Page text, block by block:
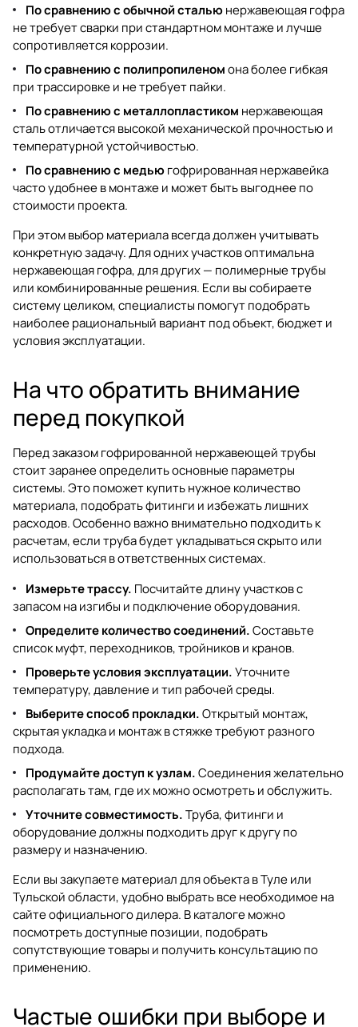
По сравнению с обычной стальюнержавеющая гофра
не требует сварки при стандартном монтаже и лучше
сопротивляется коррозии.
По сравнению с полипропиленомона более гибкая
при трассировке и не требует пайки.
По сравнению с металлопластиком нержавеющая
сталь отличается высокой механической прочностью и
температурной устойчивостью.
По сравнению с медьюгофрированная нержавейка
часто удобнее в монтаже и может быть выгоднее по
стоимости проекта.
При этом выбор материала всегда должен учитывать
конкретную задачу. Для одних участков оптимальна
нержавеющая гофра, для других — полимерные трубы
или комбинированные решения. Если вы собираете
систему целиком, специалисты помогут подобрать
наиболее рациональный вариант под объект, бюджет и
условия эксплуатации.
На что обратить внимание
перед покупкой
Перед заказом гофрированной нержавеющей трубы
стоит заранее определить основные параметры
системы. Это поможет купить нужное количество
материала, подобрать фитинги и избежать лишних
расходов. Особенно важно внимательно подходить к
расчетам, если труба будет укладываться скрыто или
использоваться в ответственных системах.
Измерьте трассу. Посчитайте длину участков с
запасом на изгибы и подключение оборудования.
Определите количество соединений.Составьте
список муфт, переходников, тройников и кранов.
Проверьте условия эксплуатации.Уточните
температуру, давление и тип рабочей среды.
Выберите способ прокладки.Открытый монтаж,
скрытая укладка и монтаж в стяжке требуют разного
подхода.
Продумайте доступ к узлам.Соединения желательно
располагать там, где их можно осмотреть и обслужить.
Уточните совместимость.Труба, фитинги и
оборудование должны подходить друг к другу по
размеру и назначению.
Если вы закупаете материал для объекта в Туле или
Тульской области, удобно выбрать все необходимое на
сайте официального дилера. В каталоге можно
посмотреть доступные позиции, подобрать
сопутствующие товары и получить консультацию по
применению.
Частые ошибки при выборе и